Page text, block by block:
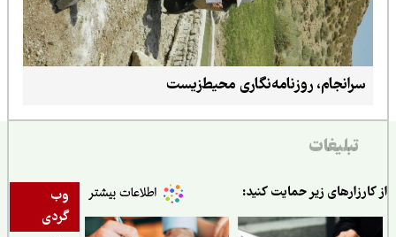
سرانجام، روزنامه‌نگاری محیط‌زیست
تبلیغات
وب
گردی
زیر حمایت کنید: